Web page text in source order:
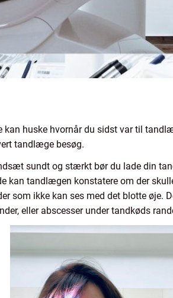
kan huske hvornår du sidst var til
tandlæge besøg.
sundt og stærkt bør du lade din
kan tandlægen konstatere om der
som ikke kan ses med det blotte
eller abscesser under tandkøds